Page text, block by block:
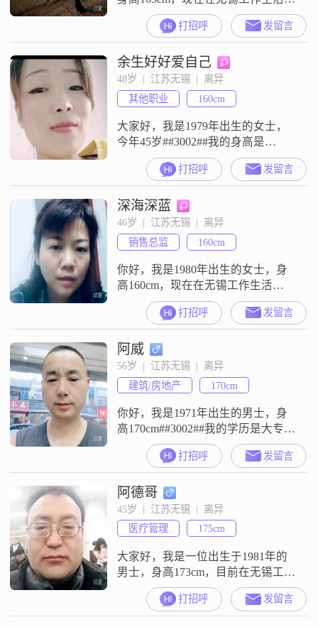
##3002##我的月收入在8001到12000
元之间，学历是高中及以下
##3002##我的性格比较独立自信，
平时为人乐观积极，随和容易相处
##3002##我挺热爱生活的，平时会
注重健康管理，也在努力追求事业
上的成就##3002##我很喜欢那种精
致的生
打招呼 发留言
余生好好爱自己
48岁  |  江苏无锡  |  离异
其他职业
160cm
大家好，我是1979年出生的女士，
今年45岁##3002##我的身高是
160cm##3002##我目前在无锡工作，
月收入在5001到8000元之间
##3002##我的学历是高中及以下
##3002##我想在这里简单介绍一下
我自己##3002##我是一个性格温柔
体贴的人，平时也比较善解人意
##3002##在生活中，我是一个
打招呼 发留言
深海深蓝
46岁  |  江苏无锡  |  离异
销售总监
160cm
你好，我是1980年出生的女士，身
高160cm，现在在无锡工作生活
##3002##我的学历是大专，目前的
月收入在3001到5000元这个范围里
##3002##我的性格比较随和，平时
容易相处，待人真诚可靠##3002##
朋友们说我是个善解人意的人，心
思细腻敏感，也很有同理心，能站
在别人的角度去考虑问题##3002##
同时
打招呼 发留言
阿威
56岁  |  江苏无锡  |  离异
建筑/房地产
170cm
你好，我是1971年出生的男士，身
高170cm##3002##我的学历是大专，
现在在无锡工作##3002##我的月收
入在20001元到50000元这个区间
##3002##我是一个性格稳重可靠的
人，平时待人真诚可靠##3002##同
时我也比较外向健谈，喜欢和人交
流沟通##3002##现在我真诚地希望
通过这个平台，找到一位
打招呼 发留言
阿德哥
45岁  |  江苏无锡  |  离异
医疗管理
175cm
大家好，我是一位出生于1981年的
男士，身高173cm，目前在无锡工
作。我的月收入在8001到12000元之
间，拥有大学本科学历。我性格稳
重可靠，对待生活和工作都保持乐
打招呼 发留言